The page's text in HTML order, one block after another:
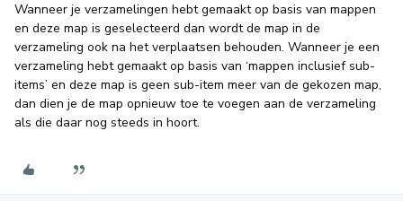
Wanneer je verzamelingen hebt gemaakt op basis van mappen
en deze map is geselecteerd dan wordt de map in de
verzameling ook na het verplaatsen behouden. Wanneer je een
verzameling hebt gemaakt op basis van ‘mappen inclusief sub-
items’ en deze map is geen sub-item meer van de gekozen map,
dan dien je de map opnieuw toe te voegen aan de verzameling
als die daar nog steeds in hoort.